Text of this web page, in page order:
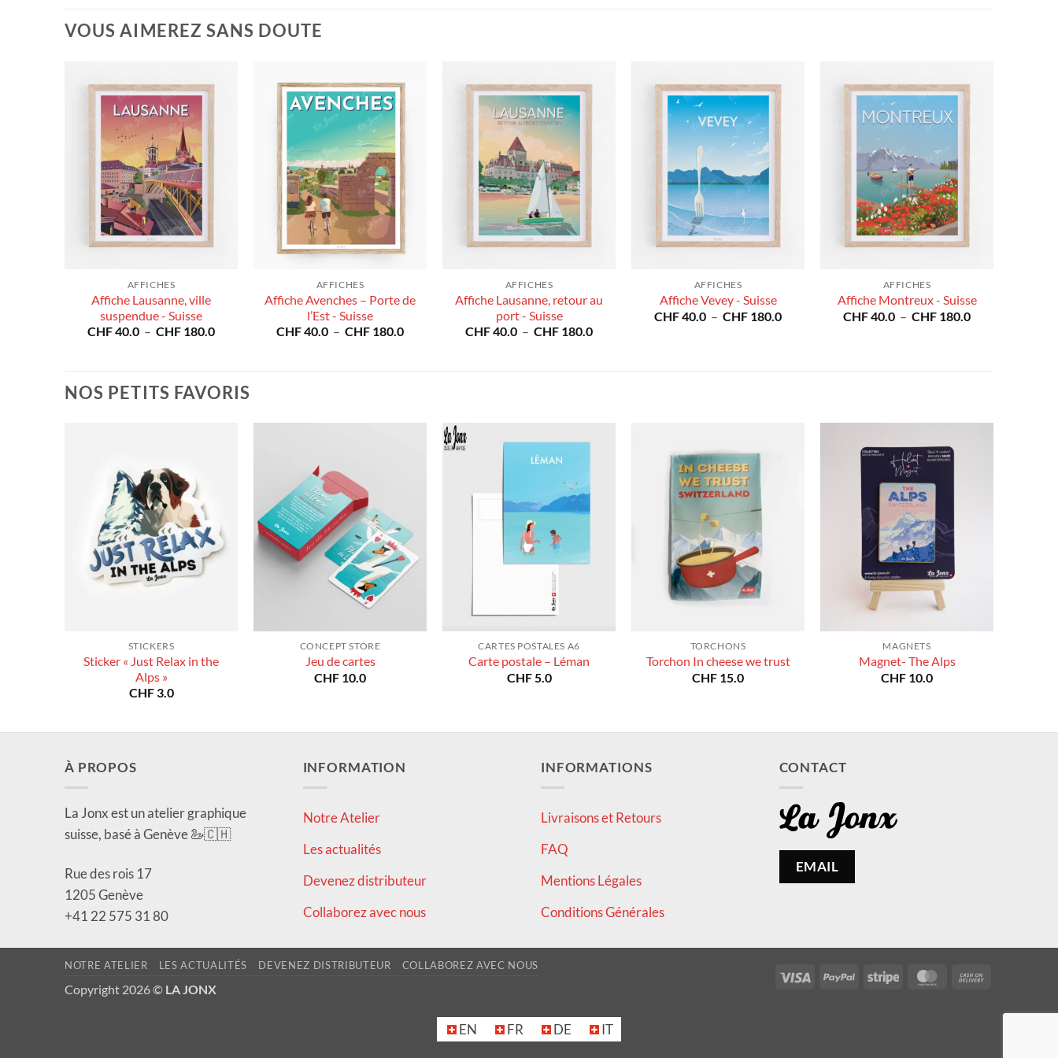
VOUS AIMEREZ SANS DOUTE
AFFICHES
Affiche Lausanne, ville
suspendue - Suisse
CHF40.0 – CHF 180.0Plage
CHF 180.0
AFFICHES
Affiche Avenches – Porte de
l’Est - Suisse
CHF40.0 – CHF 180.0Plage
AFFICHES
Affiche Lausanne, retour au
port - Suisse
CHF40.0 – CHF 180.0Plage
AFFICHES
Affiche Vevey - Suisse
CHF40.0 – CHF 180.0Plage
AFFICHES
Affiche Montreux - Suisse
CHF40.0 – CHF 180.0Plage
NOS PETITS FAVORIS
STICKERS
Sticker « Just Relax in the
Alps »
CHF3.0
CONCEPT STORE
Jeu de cartes
CHF 10.0
CARTES POSTALES A6
Carte postale – Léman
CHF5.0
TORCHONS
Torchon In cheese we trust
CHF 15.0
MAGNETS
Magnet- The Alps
CHF 10.0
À PROPOS
La Jonx est un atelier graphique
suisse, basé à Genève 🦢🇨🇭
Rue des rois 17
1205 Genève
+41 22 575 31 80
INFORMATION
Notre Atelier
Les actualités
Devenez distributeur
Collaborez avec nous
INFORMATIONS
Livraisons et Retours
FAQ
Mentions Légales
Conditions Générales
CONTACT
EMAIL
Visa PayPal Stripe MasterCard
Delivery
NOTRE ATELIER LES ACTUALITÉS DEVENEZ DISTRIBUTEUR COLLABOREZ AVEC NOUS
Copyright 2026 © LA JONX
EN FR DE IT